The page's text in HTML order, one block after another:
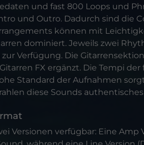
und fast 800 Loops und
und Outro. Dadurch sind die
können mit
dominiert. Jeweils zwei
Verfügung. Die
FX ergänzt. Die Tempi
Standard der Aufnahmen
diese Sounds
Versionen verfügbar: Eine Amp